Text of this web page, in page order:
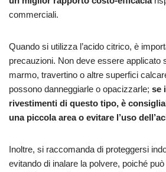
commerciali.
Quando si utilizza l’acido citrico, è
precauzioni. Non deve essere applicato
marmo, travertino o altre superfici
possono danneggiarle o opacizzarle; se
rivestimenti di questo tipo, è
una piccola area o evitare l’uso
Inoltre, si raccomanda di proteggersi
evitando di inalare la polvere, poiché